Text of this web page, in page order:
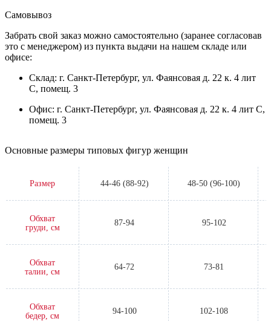
Самовывоз
Забрать свой заказ можно самостоятельно (заранее согласовав
это с менеджером) из пункта выдачи на нашем складе или
офисе:
Склад: г. Санкт-Петербург, ул. Фаянсовая д. 22 к. 4 лит
С, помещ. 3
Офис: г. Санкт-Петербург, ул. Фаянсовая д. 22 к. 4 лит С,
помещ. 3
Основные размеры типовых фигур женщин
Размер 44-46 (88-92) 48-50 (96-100)
Обхват
груди, см
87-94 95-102
Обхват
талии, см
64-72 73-81
Обхват
бедер, см
94-100 102-108